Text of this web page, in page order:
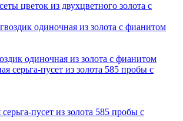
цветок из двухцветного золота с
одиночная из золота с фианитом
пусет из золота 585 пробы с